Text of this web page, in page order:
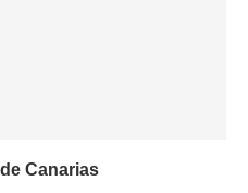
Canarias